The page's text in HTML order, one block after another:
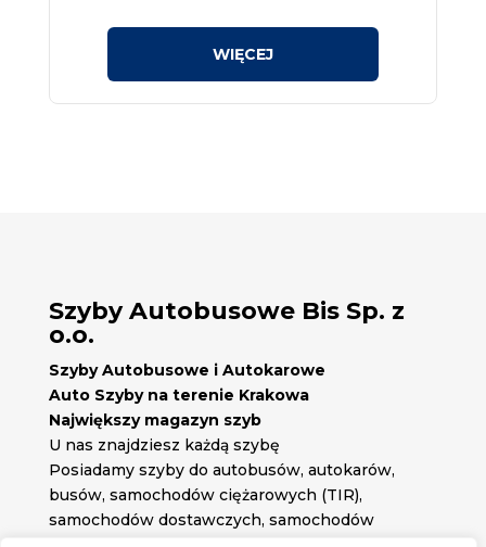
Szyby Autobusowe Bis Sp. z
o.o.
Szyby Autobusowe i Autokarowe
Auto Szyby na terenie Krakowa
Największy magazyn szyb
U nas znajdziesz każdą szybę
Posiadamy szyby do autobusów, autokarów,
busów, samochodów ciężarowych (TIR),
samochodów dostawczych, samochodów